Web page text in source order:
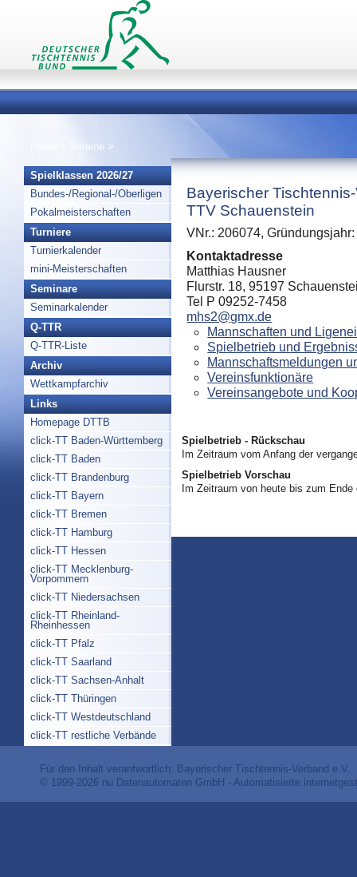
Vereine >
Spielklassen 2026/27
Bundes-/Regional-/Oberligen
Pokalmeisterschaften
Turniere
Turnierkalender
mini-Meisterschaften
Seminare
Seminarkalender
Q-TTR
Q-TTR-Liste
Archiv
Wettkampfarchiv
Links
Homepage DTTB
click-TT Baden-Württemberg
click-TT Baden
click-TT Brandenburg
click-TT Bayern
click-TT Bremen
click-TT Hamburg
click-TT Hessen
click-TT Mecklenburg-
Vorpommern
click-TT Niedersachsen
click-TT Rheinland-
Rheinhessen
click-TT Pfalz
click-TT Saarland
click-TT Sachsen-Anhalt
click-TT Thüringen
click-TT Westdeutschland
click-TT restliche Verbände
Bayerischer
TTV Schauenstein
VNr.: 206074,
Kontaktadresse
Matthias Hausner
Flurstr. 18, 95197
Tel P 09252-7458
mhs2@gmx.de
Mannschaften und
Spielbetrieb und
Mannschaftsmeldungen
Vereinsfunktionäre
Vereinsangebote und
Spielbetrieb - Rückschau
Im Zeitraum vom Anfang der
Spielbetrieb Vorschau
Im Zeitraum von heute bis zum
Für den Inhalt verantwortlich: Bayerischer Tischtennis-Verband e.V.
© 1999-2026 nu Datenautomaten GmbH - Automatisierte